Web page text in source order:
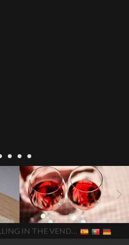
Blog Wonen beaujolais
2022 Beaujolais Nouveau
2022 De wijnmakers laten
de druiventrossen gisten in
een anaërobe donderdag
17 november 2022 is
beaujolais dag hoe lang is
Beaujolais Nouveau
houdbaar hoeveel flessen
In The Vendee